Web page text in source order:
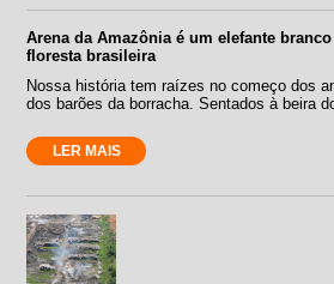
Arena da Amazônia é um elefante
floresta brasileira
Nossa história tem raízes no começo dos
dos barões da borracha. Sentados à beira
LER MAIS